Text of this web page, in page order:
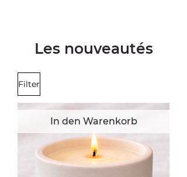
Les nouveautés
Filter
In den Warenkorb